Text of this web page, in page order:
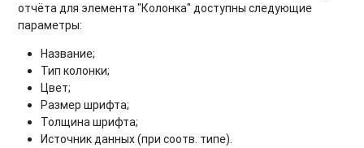
отчёта для элемента "Колонка" доступны следующие
параметры:
Название;
Тип колонки;
Цвет;
Размер шрифта;
Толщина шрифта;
Источник данных (при соотв. типе).